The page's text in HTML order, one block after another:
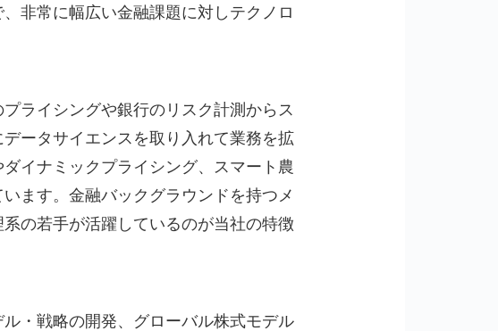
非常に幅広い金融課題に対しテクノロ
ライシングや銀行のリスク計測からス
ータサイエンスを取り入れて業務を拡
イナミックプライシング、スマート農
ます。金融バックグラウンドを持つメ
の若手が活躍しているのが当社の特徴
・戦略の開発、グローバル株式モデル